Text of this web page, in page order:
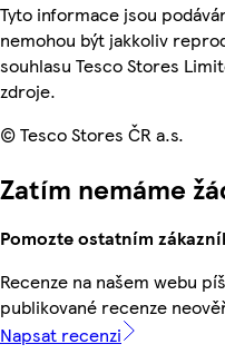
Tyto informace jsou
nemohou být jakkoliv
souhlasu Tesco Stores
zdroje.
© Tesco Stores ČR a.s.
Zatím nemáme
Pomozte ostatním
Recenze na našem webu
publikované recenze
Napsat recenzi